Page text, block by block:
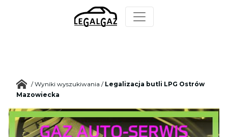
/Wyniki wyszukiwania / Legalizacja butli LPG Ostrów
Mazowiecka